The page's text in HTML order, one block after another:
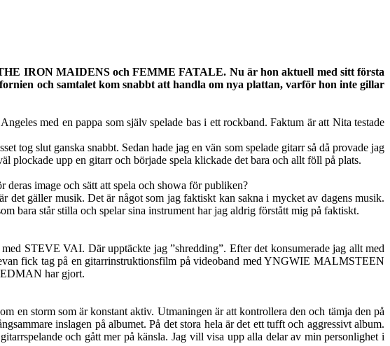
IRON MAIDENS och FEMME FATALE. Nu är hon aktuell med sitt första
och samtalet kom snabbt att handla om nya plattan, varför hon inte gillar
med en pappa som själv spelade bas i ett rockband. Faktum är att Nita testade
tog slut ganska snabbt. Sedan hade jag en vän som spelade gitarr så då provade jag
plockade upp en gitarr och började spela klickade det bara och allt föll på plats.
image och sätt att spela och showa för publiken?
gäller musik. Det är något som jag faktiskt kan sakna i mycket av dagens musik.
bara står stilla och spelar sina instrument har jag aldrig förstått mig på faktiskt.
STEVE VAI. Där upptäckte jag ”shredding”. Efter det konsumerade jag allt med
fick tag på en gitarrinstruktionsfilm på videoband med YNGWIE MALMSTEEN
har gjort.
en storm som är konstant aktiv. Utmaningen är att kontrollera den och tämja den på
inslagen på albumet. På det stora hela är det ett tufft och aggressivt album.
och gått mer på känsla. Jag vill visa upp alla delar av min personlighet i